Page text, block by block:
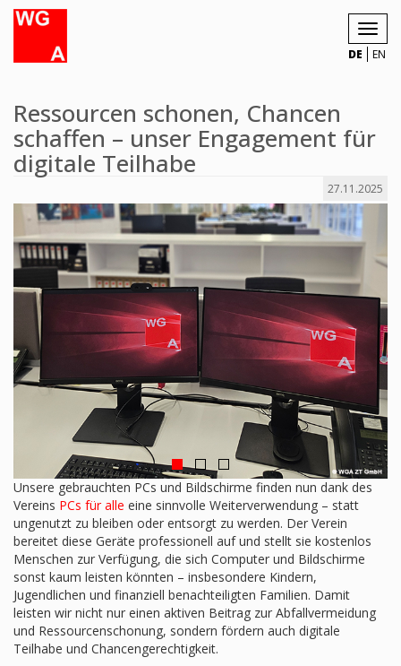
DE EN
Ressourcen schonen, Chancen
schaffen – unser Engagement für
digitale Teilhabe
27.11.2025
Unsere gebrauchten PCs und Bildschirme finden nun dank des
Vereins PCs für alle eine sinnvolle Weiterverwendung – statt
ungenutzt zu bleiben oder entsorgt zu werden. Der Verein
bereitet diese Geräte professionell auf und stellt sie kostenlos
Menschen zur Verfügung, die sich Computer und Bildschirme
sonst kaum leisten könnten – insbesondere Kindern,
Jugendlichen und finanziell benachteiligten Familien. Damit
leisten wir nicht nur einen aktiven Beitrag zur Abfallvermeidung
und Ressourcenschonung, sondern fördern auch digitale
Teilhabe und Chancengerechtigkeit.